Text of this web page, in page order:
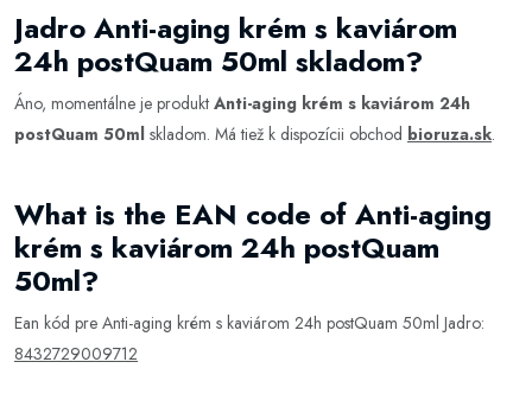
Jadro Anti-aging krém s kaviárom
24h postQuam 50ml skladom?
Áno, momentálne je produkt Anti-aging krém s kaviárom 24h
postQuam 50ml skladom. Má tiež k dispozícii obchod bioruza.sk.
What is the EAN code of Anti-aging
krém s kaviárom 24h postQuam
50ml?
Ean kód pre Anti-aging krém s kaviárom 24h postQuam 50ml Jadro:
8432729009712